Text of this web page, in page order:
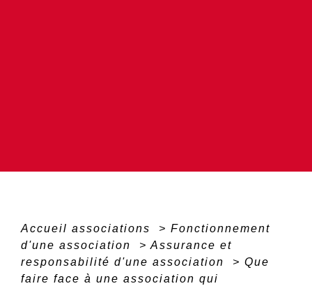
Accueil associations > Fonctionnement
d'une association
> Assurance et
responsabilité d'une association
> Que
faire face à une association qui